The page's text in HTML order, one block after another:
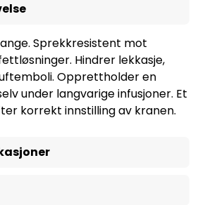
Sprekkresistent mot
Hindrer lekkasje,
Opprettholder en
under langvarige infusjoner. Et
korrekt innstilling av kranen.